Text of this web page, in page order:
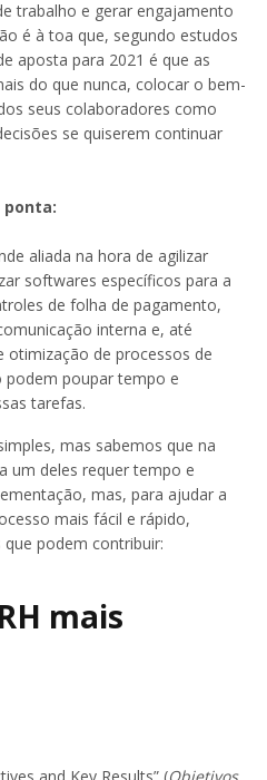
trabalho e gerar engajamento
é à toa que, segundo estudos
aposta para 2021 é que as
do que nunca, colocar o bem-
seus colaboradores como
se quiserem continuar
ponta:
aliada na hora de agilizar
softwares específicos para a
de folha de pagamento,
interna e, até
de processos de
poupar tempo e
tarefas.
mas sabemos que na
um deles requer tempo e
mas, para ajudar a
mais fácil e rápido,
podem contribuir:
mais